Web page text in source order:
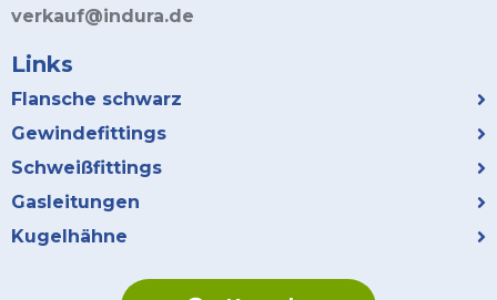
verkauf@indura.de
Links
Flansche schwarz
Gewindefittings
Schweißfittings
Gasleitungen
Kugelhähne